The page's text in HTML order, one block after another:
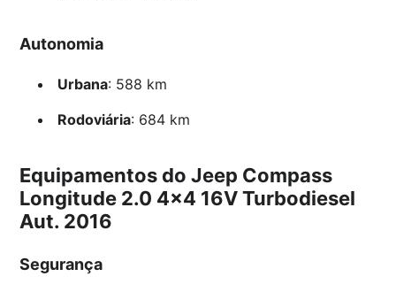
Autonomia
Urbana: 588 km
Rodoviária: 684 km
Equipamentos do Jeep Compass
Longitude 2.0 4×4 16V Turbodiesel
Aut. 2016
Segurança